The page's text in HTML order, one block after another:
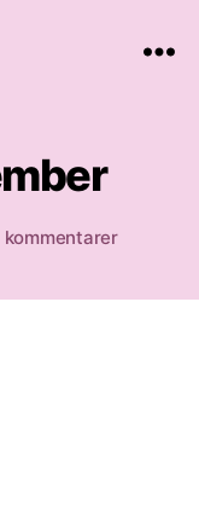
kommentarertill